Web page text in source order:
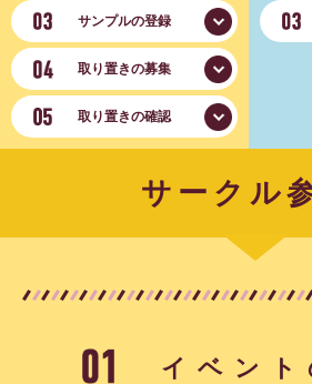
サンプルの登録
取り置きの募集
取り置きの確認
サークル
イベント